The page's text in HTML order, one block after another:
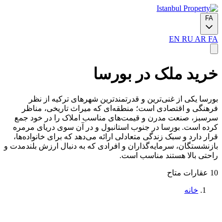
FA
EN RU AR FA
خرید ملک در بورسا
بورسا یکی از غنی‌ترین و قدرتمندترین شهرهای ترکیه از نظر
فرهنگی و اقتصادی است؛ منطقه‌ای که میراث تاریخی، مناظر
سرسبز، صنعت مدرن و قیمت‌های مناسب املاک را در خود جمع
کرده است. بورسا در جنوب استانبول و در آن‌ سوی دریای مرمره
قرار دارد و سبک زندگی متعادلی ارائه می‌دهد که برای خانواده‌ها،
بازنشستگان، سرمایه‌گذاران و افرادی که به دنبال ارزش بلندمدت و
راحتی بالا هستند مناسب است.
10 عقارات متاح
خانه